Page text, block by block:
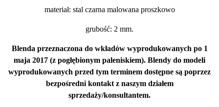
materiał: stal czarna malowana proszkowo
grubość: 2 mm.
Blenda przeznaczona do wkładów wyprodukowanych po 1
maja 2017 (z pogłębionym paleniskiem). Blendy do modeli
wyprodukowanych przed tym terminem dostępne są poprzez
bezpośredni kontakt z naszym działem
sprzedaży/konsultantem.